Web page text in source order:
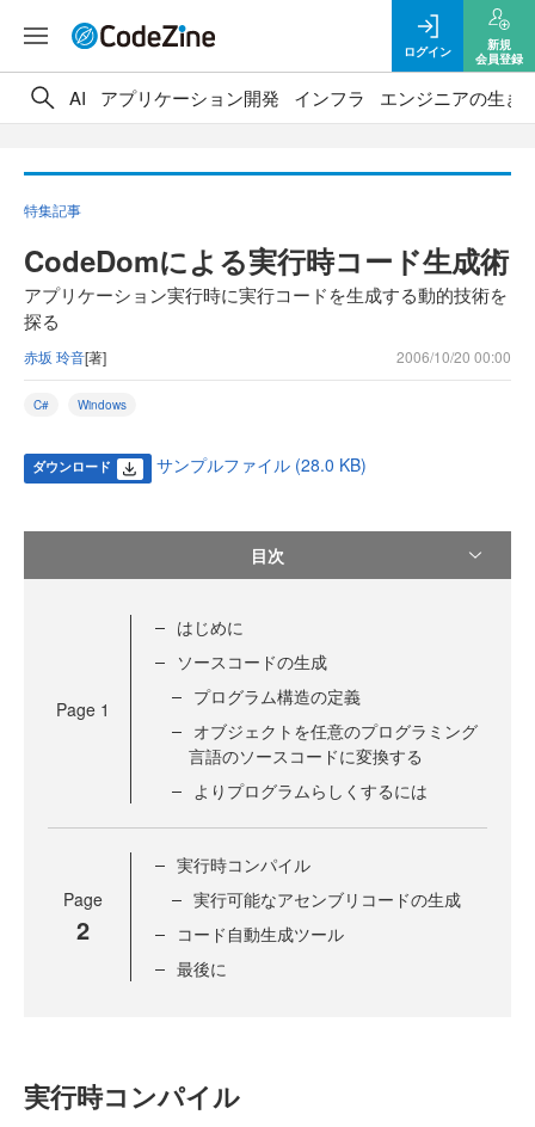
ログイン
新規
会員登録
AI アプリケーション開発 インフラ エンジニアの生き
特集記事
CodeDomによる実行時コード生成術
アプリケーション実行時に実行コードを生成する動的技術を
探る
赤坂 玲音[著] 2006/10/20 00:00
C# Windows
ダウンロード サンプルファイル (28.0 KB)
目次
Page 1
はじめに
ソースコードの生成
プログラム構造の定義
オブジェクトを任意のプログラミング
言語のソースコードに変換する
よりプログラムらしくするには
Page
2
実行時コンパイル
実行可能なアセンブリコードの生成
コード自動生成ツール
最後に
実行時コンパイル